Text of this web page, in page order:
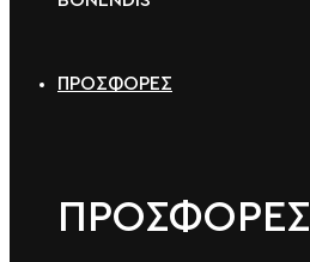
ΠΡΟΣΦΟΡΕΣ
ΠΡΟΣΦΟΡΕΣ